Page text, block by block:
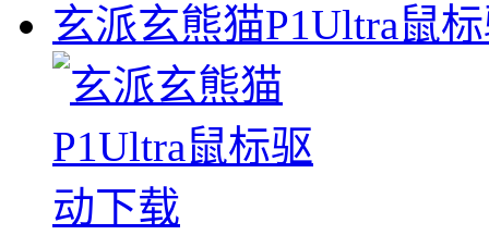
玄派玄熊猫P1Ultra鼠